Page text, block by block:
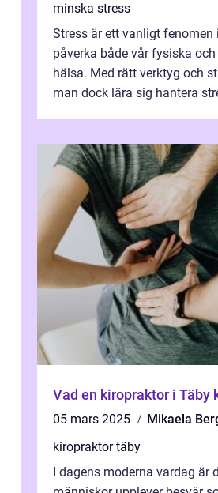
minska stress
Stress är ett vanligt fenomen
påverka både vår fysiska
hälsa. Med rätt verktyg och
man dock lära sig hantera
Vad en kiropraktor i Täby
05 mars 2025
Mikaela
kiropraktor täby
I dagens moderna vardag är